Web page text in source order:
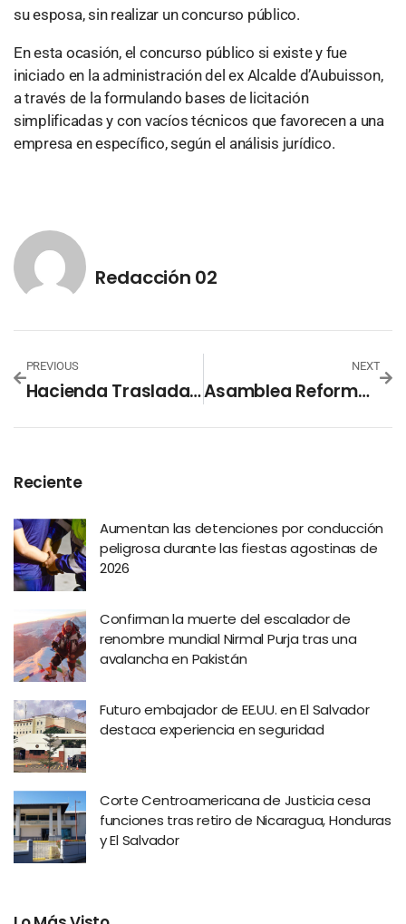
su esposa, sin realizar un concurso público.
En esta ocasión, el concurso público si existe y fue
iniciado en la administración del ex Alcalde d’Aubuisson,
a través de la formulando bases de licitación
simplificadas y con vacíos técnicos que favorecen a una
empresa en específico, según el análisis jurídico.
Redacción 02
PREVIOUS
Hacienda Traslada Nuevos Hallazgos De Evasión Y Retenciones Indebidas A La FGR
NEXT
Asamblea Reforma Leyes Para Cambiar Conformación De Directivos En Autónomas
Reciente
Aumentan las detenciones por conducción
peligrosa durante las fiestas agostinas de
2026
Confirman la muerte del escalador de
renombre mundial Nirmal Purja tras una
avalancha en Pakistán
Futuro embajador de EE.UU. en El Salvador
destaca experiencia en seguridad
Corte Centroamericana de Justicia cesa
funciones tras retiro de Nicaragua, Honduras
y El Salvador